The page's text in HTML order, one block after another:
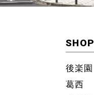
SHOP
後楽園
葛西